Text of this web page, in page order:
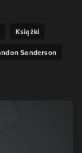
Książki
Sanderson